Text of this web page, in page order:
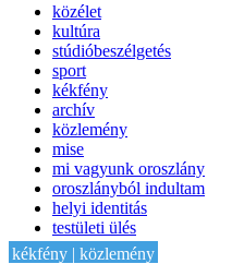
közélet
kultúra
stúdióbeszélgetés
sport
kékfény
archív
közlemény
mise
mi vagyunk oroszlány
oroszlányból indultam
helyi identitás
testületi ülés
IT-HON
kékfény | közlemény